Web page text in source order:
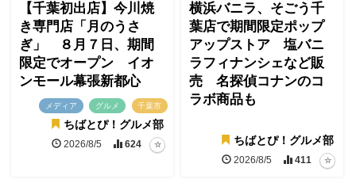
【千葉初出店】今川焼
き専門店「月のうさ
ぎ」 ８月７日、期間
限定でオープン イオ
ンモール幕張新都心
メディア グルメ 千葉市
ちばとぴ！グルメ部
2026/8/5 624
横浜バニラ、そごう千
葉店で期間限定ポップ
アップストア 塩バニ
ラフィナンシェなど販
売 名探偵コナンのコ
ラボ商品も
ちばとぴ！グルメ部
2026/8/5 411